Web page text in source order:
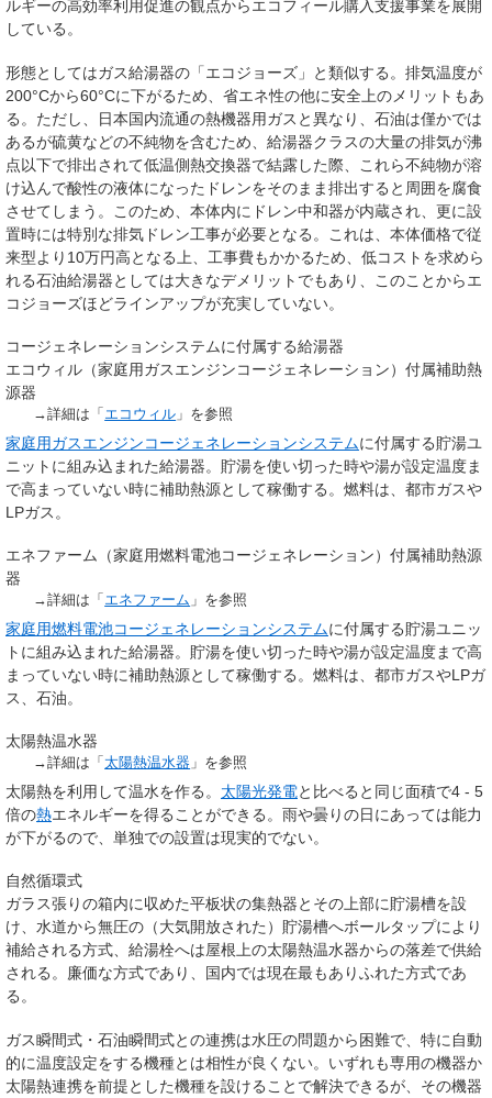
ルギーの高効率利用促進の観点からエコフィール購入支援事業を展開
している。
形態としてはガス給湯器の「エコジョーズ」と類似する。排気温度が
200°Cから60°Cに下がるため、省エネ性の他に安全上のメリットもあ
る。ただし、日本国内流通の熱機器用ガスと異なり、石油は僅かでは
あるが硫黄などの不純物を含むため、給湯器クラスの大量の排気が沸
点以下で排出されて低温側熱交換器で結露した際、これら不純物が溶
け込んで酸性の液体になったドレンをそのまま排出すると周囲を腐食
させてしまう。このため、本体内にドレン中和器が内蔵され、更に設
置時には特別な排気ドレン工事が必要となる。これは、本体価格で従
来型より10万円高となる上、工事費もかかるため、低コストを求めら
れる石油給湯器としては大きなデメリットでもあり、このことからエ
コジョーズほどラインアップが充実していない。
コージェネレーションシステムに付属する給湯器
エコウィル（家庭用ガスエンジンコージェネレーション）付属補助熱
源器
→詳細は「 エコウィル 」を参照
家庭用ガスエンジンコージェネレーションシステムに付属する貯湯ユ
ニットに組み込まれた給湯器。貯湯を使い切った時や湯が設定温度ま
で高まっていない時に補助熱源として稼働する。燃料は、都市ガスや
LPガス。
エネファーム（家庭用燃料電池コージェネレーション）付属補助熱源
器
→詳細は「 エネファーム 」を参照
家庭用燃料電池コージェネレーションシステムに付属する貯湯ユニッ
トに組み込まれた給湯器。貯湯を使い切った時や湯が設定温度まで高
まっていない時に補助熱源として稼働する。燃料は、都市ガスやLPガ
ス、石油。
太陽熱温水器
→詳細は「太陽熱温水器 」を参照
太陽熱を利用して温水を作る。 太陽光発電と比べると同じ面積で4 - 5
倍の熱エネルギーを得ることができる。雨や曇りの日にあっては能力
が下がるので、単独での設置は現実的でない。
自然循環式
ガラス張りの箱内に収めた平板状の集熱器とその上部に貯湯槽を設
け、水道から無圧の（大気開放された）貯湯槽へボールタップにより
補給される方式、給湯栓へは屋根上の太陽熱温水器からの落差で供給
される。廉価な方式であり、国内では現在最もありふれた方式であ
る。
ガス瞬間式・石油瞬間式との連携は水圧の問題から困難で、特に自動
的に温度設定をする機種とは相性が良くない。いずれも専用の機器か
太陽熱連携を前提とした機種を設けることで解決できるが、その機器